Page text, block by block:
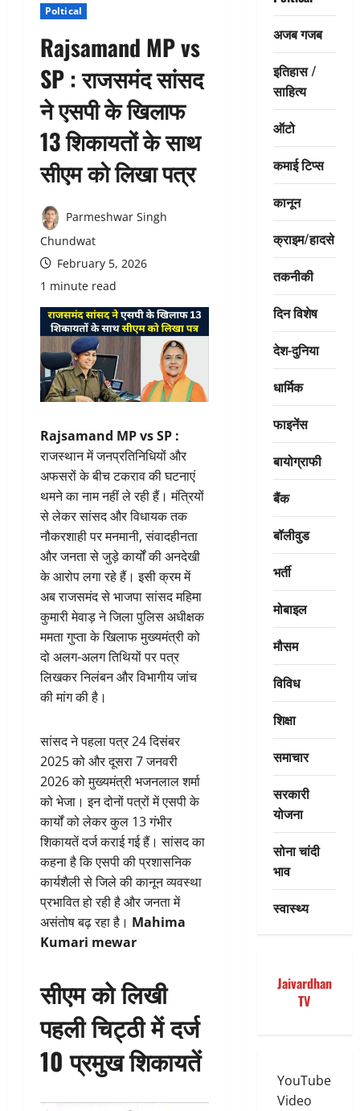
Poltical
Rajsamand MP vs
SP : राजसमंद सांसद
ने एसपी के खिलाफ
13 शिकायतों के साथ
सीएम को लिखा पत्र
Parmeshwar Singh
Chundwat
February 5, 2026
1 minute read
Rajsamand MP vs SP :
राजस्थान में जनप्रतिनिधियों और
अफसरों के बीच टकराव की घटनाएं
थमने का नाम नहीं ले रही हैं। मंत्रियों
से लेकर सांसद और विधायक तक
नौकरशाही पर मनमानी, संवादहीनता
और जनता से जुड़े कार्यों की अनदेखी
के आरोप लगा रहे हैं। इसी क्रम में
अब राजसमंद से भाजपा सांसद महिमा
कुमारी मेवाड़ ने जिला पुलिस अधीक्षक
ममता गुप्ता के खिलाफ मुख्यमंत्री को
दो अलग-अलग तिथियों पर पत्र
लिखकर निलंबन और विभागीय जांच
की मांग की है।
सांसद ने पहला पत्र 24 दिसंबर
2025 को और दूसरा 7 जनवरी
2026 को मुख्यमंत्री भजनलाल शर्मा
को भेजा। इन दोनों पत्रों में एसपी के
कार्यों को लेकर कुल 13 गंभीर
शिकायतें दर्ज कराई गई हैं। सांसद का
कहना है कि एसपी की प्रशासनिक
कार्यशैली से जिले की कानून व्यवस्था
प्रभावित हो रही है और जनता में
असंतोष बढ़ रहा है। Mahima
Kumari mewar
सीएम को लिखी
पहली चिट्ठी में दर्ज
10 प्रमुख शिकायतें
अजब गजब
इतिहास /
साहित्य
ऑटो
कमाई टिप्स
कानून
क्राइम/हादसे
तकनीकी
दिन विशेष
देश-दुनिया
धार्मिक
फाइनेंस
बायोग्राफी
बैंक
बॉलीवुड
भर्ती
मोबाइल
मौसम
विविध
शिक्षा
समाचार
सरकारी
योजना
सोना चांदी
भाव
स्वास्थ्य
Jaivardhan
TV
YouTube
Video